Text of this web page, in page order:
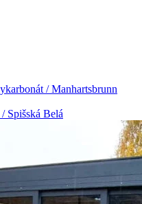
/ Manhartsbrunn
Spišská Belá